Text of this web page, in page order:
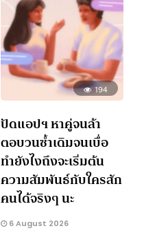
194
ปัดแอปฯ หาคู่จนล้า
ตอบวนซ้ำเดิมจนเบื่อ
ทำยังไงถึงจะเริ่มต้น
ความสัมพันธ์กับใครสัก
คนได้จริงๆ นะ
6 August 2026